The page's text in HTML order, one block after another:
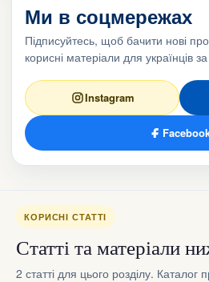
Ми в соцмережах
Підписуйтесь, щоб бачити нові
корисні матеріали для українців
Instagram
КОРИСНІ СТАТТІ
Статті та матеріали
2 статті для цього розділу. Каталог